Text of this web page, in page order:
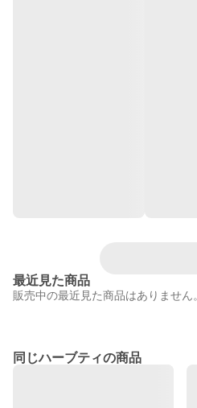
最近見た商品
販売中の最近見た商品はありません。
同じハーブティの商品